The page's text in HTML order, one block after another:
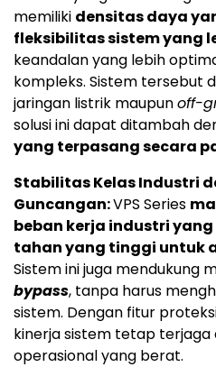
memiliki densitas daya
fleksibilitas sistem yang
keandalan yang lebih
kompleks. Sistem tersebut
jaringan listrik maupunoff-
solusi ini dapat ditambah
yang terpasang secara
Stabilitas Kelas Industri
Guncangan:VPS Series
beban kerja industri
tahan yang tinggi untuk
Sistem ini juga mendukung
bypass, tanpa harus
sistem. Dengan fitur
kinerja sistem tetap terjaga
operasional yang berat.